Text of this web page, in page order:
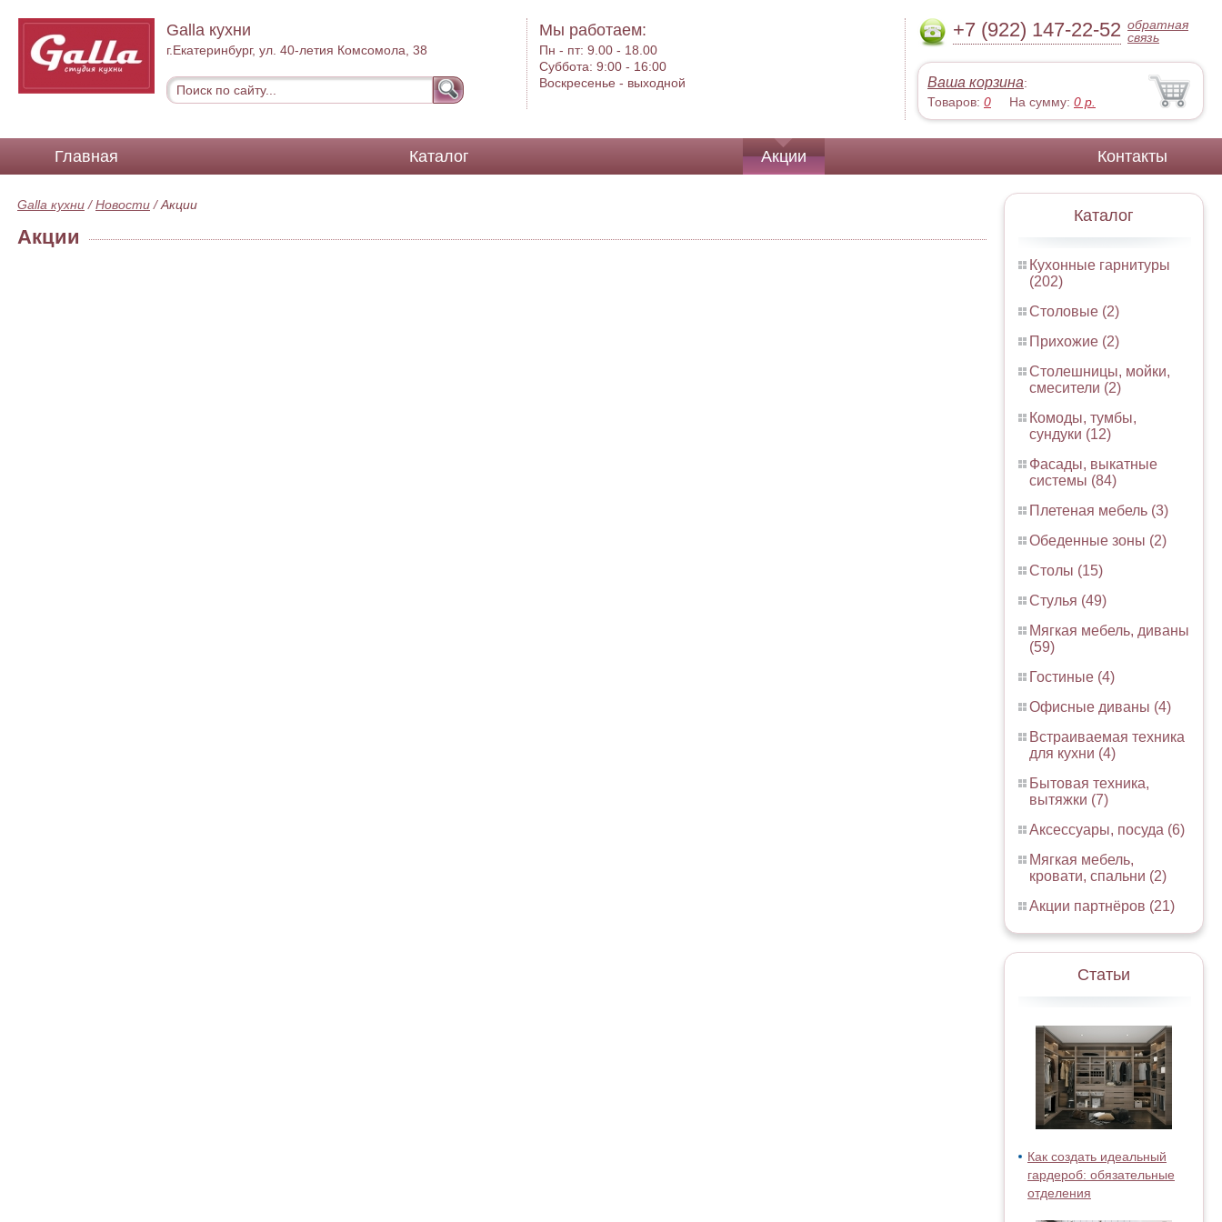
Galla кухни
г.Екатеринбург, ул. 40-летия Комсомола, 38
Мы работаем:
Пн - пт:9.00 - 18.00
Суббота:9:00 - 16:00
Воскресенье - выходной
+7 (922) 147-22-52 обратная
связь
Ваша корзина:
Товаров: 0 На сумму: 0 р.
Главная Каталог Акции Контакты
Каталог
Кухонные гарнитуры
(202)
Столовые (2)
Прихожие (2)
Столешницы, мойки,
смесители (2)
Комоды, тумбы,
сундуки (12)
Фасады, выкатные
системы (84)
Плетеная мебель (3)
Обеденные зоны (2)
Столы (15)
Стулья (49)
Мягкая мебель, диваны
(59)
Гостиные (4)
Офисные диваны (4)
Встраиваемая техника
для кухни (4)
Бытовая техника,
вытяжки (7)
Аксессуары, посуда (6)
Мягкая мебель,
кровати, спальни (2)
Акции партнёров (21)
Статьи
Как создать идеальный
гардероб: обязательные
отделения
Galla кухни /Новости /Акции
Акции